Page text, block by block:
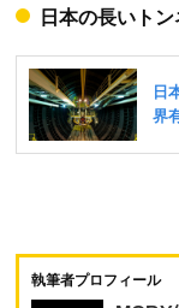
日本の長いト
執筆者プロフィール